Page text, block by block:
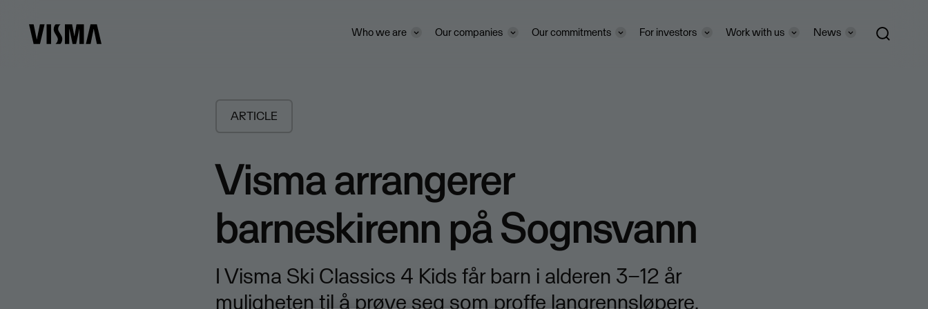
Who we are Our companies Our commitments For investors Work with us News
ARTICLE
Visma arrangerer
barneskirenn på Sognsvann
​I Visma Ski Classics 4 Kids får barn i alderen 3–12 år
muligheten til å prøve seg som proffe langrennsløpere.